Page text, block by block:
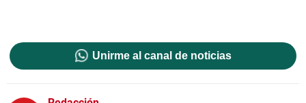
Unirme al canal de noticias